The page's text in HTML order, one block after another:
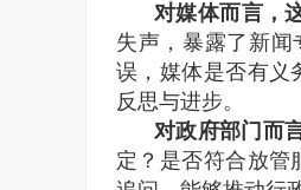
对媒体而言，
失声，暴露了新
误，媒体是否有义
反思与进步。
对政府部门而
定？是否符合放管